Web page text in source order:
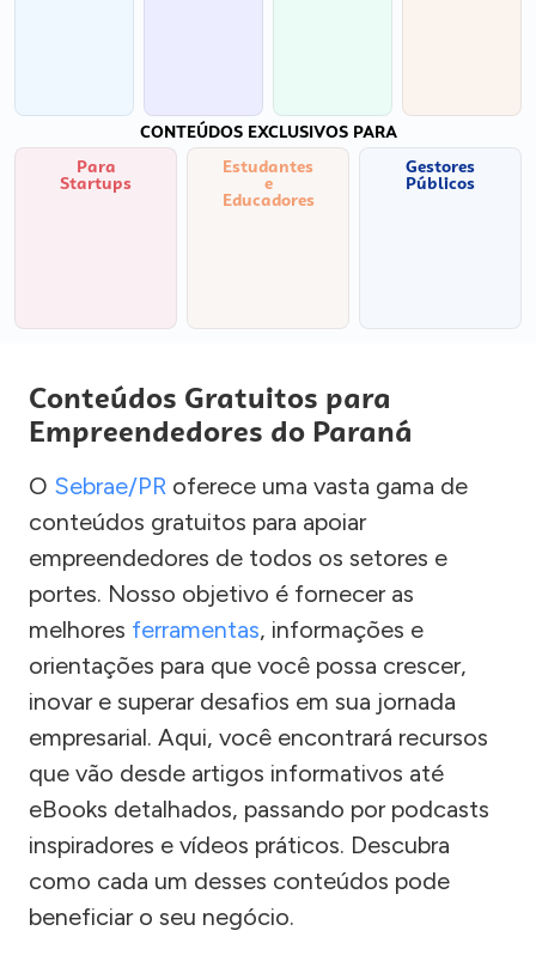
CONTEÚDOS EXCLUSIVOS PARA
Para
Startups
Estudantes
e
Educadores
Gestores
Públicos
Conteúdos Gratuitos para
Empreendedores do Paraná
O Sebrae/PR oferece uma vasta gama de
conteúdos gratuitos para apoiar
empreendedores de todos os setores e
portes. Nosso objetivo é fornecer as
melhores ferramentas, informações e
orientações para que você possa crescer,
inovar e superar desafios em sua jornada
empresarial. Aqui, você encontrará recursos
que vão desde artigos informativos até
eBooks detalhados, passando por podcasts
inspiradores e vídeos práticos. Descubra
como cada um desses conteúdos pode
beneficiar o seu negócio.